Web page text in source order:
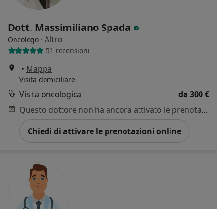
Dott. Massimiliano Spada
Oncologo · Altro
51 recensioni
• Mappa
Visita domiciliare
Visita oncologica
da 300 €
Questo dottore non ha ancora attivato le prenotazioni online presso questo indirizzo.
Chiedi di attivare le prenotazioni online